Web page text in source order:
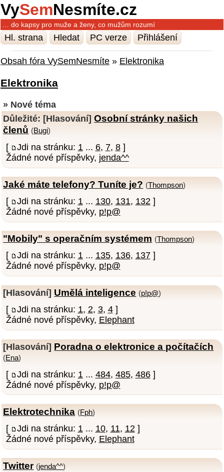
VySemNesmíte.cz
… do kapsy pro muže a ženy, co mužům rozumí
Hl. strana Hledat PC verze Přihlášení
Obsah fóra VySemNesmíte » Elektronika
Elektronika
» Nové téma
Důležité: [Hlasování] Osobní stránky našich
členů (Bugi)
[ Jdi na stránku: 1 ... 6, 7, 8]
Žádné nové příspěvky, jenda^^
Jaké máte telefony? Tuníte je? (Thompson)
[ Jdi na stránku: 1... 130, 131, 132]
Žádné nové příspěvky, p!p@
"Mobily" s operačním systémem (Thompson)
[ Jdi na stránku: 1... 135, 136, 137]
Žádné nové příspěvky, p!p@
[Hlasování] Umělá inteligence (p!p@)
[ Jdi na stránku: 1, 2, 3, 4]
Žádné nové příspěvky, Elephant
[Hlasování] Poradna o elektronice a počítačích
(Ena)
[ Jdi na stránku: 1 ... 484, 485, 486]
Žádné nové příspěvky, p!p@
Elektrotechnika (Fph)
[ Jdi na stránku: 1 ... 10, 11, 12 ]
Žádné nové příspěvky, Elephant
Twitter (jenda^^)